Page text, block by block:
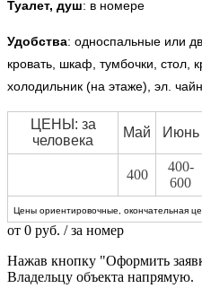
Туалет, душ: в номере
Удобства: односпальные или
кровать, шкаф, тумбочки, стол,
холодильник (на этаже), эл.
ЦЕНЫ: за
человека
Май Июнь
400
400-
600
Цены ориентировочные, окончательная
от 0 руб. / за номер
Нажав кнопку "Оформить
Владельцу объекта напрямую.